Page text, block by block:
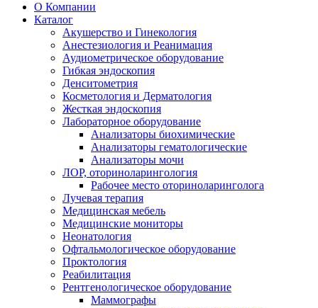
О Компании
Каталог
Акушерство и Гинекология
Анестезиология и Реанимация
Аудиометрическое оборудование
Гибкая эндоскопия
Денситометрия
Косметология и Дерматология
Жесткая эндоскопия
Лабораторное оборудование
Анализаторы биохимические
Анализаторы гематологические
Анализаторы мочи
ЛОР, оториноларингология
Рабочее место оториноларинголога
Лучевая терапия
Медицинская мебель
Медицинские мониторы
Неонатология
Офтальмологическое оборудование
Проктология
Реабилитация
Рентгенологическое оборудование
Маммографы